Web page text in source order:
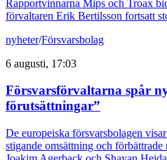
Rapportvinnarna Mips och Troax
förvaltaren Erik Bertilsson fortsatt
nyheter/Försvarsbolag
6 augusti, 17:03
Försvarsförvaltarna spår
förutsättningar”
De europeiska försvarsbolagen
stigande omsättning och